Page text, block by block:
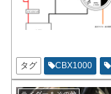
タグ CBX1000